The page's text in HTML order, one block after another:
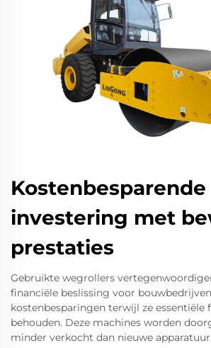
Kostenbesparende
investering met
prestaties
Gebruikte wegrollers
financiële beslissing voor
kostenbesparingen terwijl ze
behouden. Deze machines worden
minder verkocht dan nieuwe